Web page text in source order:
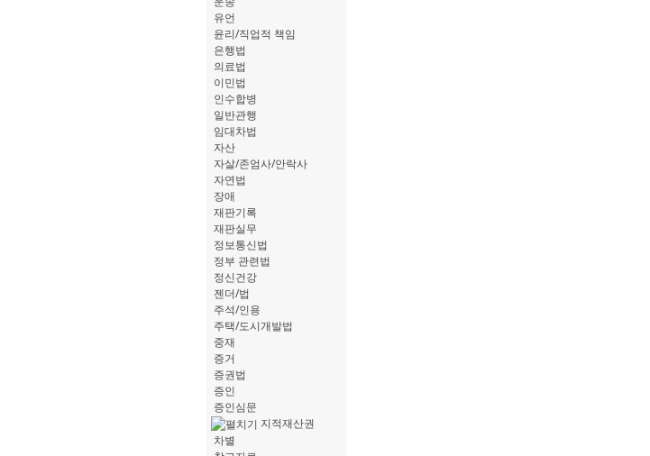
유언
윤리/직업적 책임
은행법
의료법
이민법
인수합병
일반관행
임대차법
자산
자살/존엄사/안락사
자연법
장애
재판기록
재판실무
정보통신법
정부 관련법
정신건강
젠더/법
주석/인용
주택/도시개발법
중재
증거
증권법
증인
증인심문
지적재산권
차별